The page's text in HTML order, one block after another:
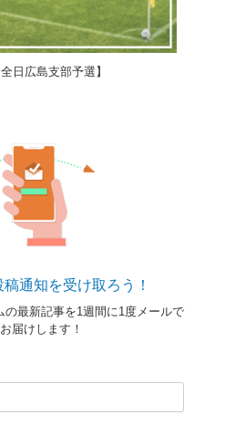
日広島支部予選】
稿通知を受け取ろう！
の最新記事を1週間に1度メールで
お届けします！